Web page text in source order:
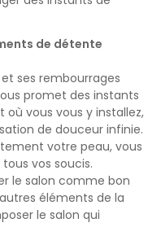
de détente
ses rembourrages
promet des instants
où vous vous y installez,
de douceur infinie.
votre peau, vous
vos soucis.
le salon comme bon
éléments de la
le salon qui